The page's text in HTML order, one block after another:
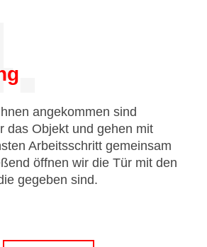
angekommen sind
das Objekt und gehen mit
Arbeitsschritt gemeinsam
öffnen wir die Tür mit den
gegeben sind.